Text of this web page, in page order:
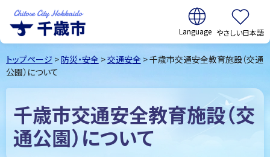
千歳市Chitose
City Hokkaido
翻訳:
やさしい日本語
トップページ > 防災・安全 >交通安全 > 千歳市交通安全教育施設（交通
公園）について
千歳市交通安全教育施設（交
通公園）について